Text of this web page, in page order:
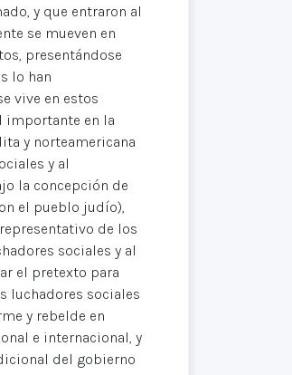
y que entraron al
se mueven en
presentándose
lo han
vive en estos
importante en la
y norteamericana
y al
la concepción de
el pueblo judío),
de los
sociales y al
el pretexto para
luchadores sociales
y rebelde en
e internacional, y
del gobierno